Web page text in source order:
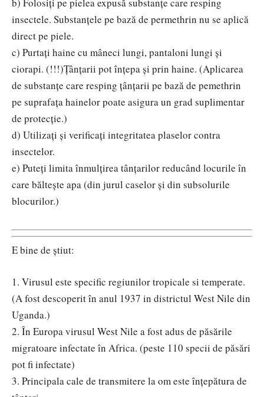
insectele. Substanțele pe bază de permethrin nu se aplică
direct pe piele.
c) Purtați haine cu mâneci lungi, pantaloni lungi și
ciorapi. (!!!)Țânțarii pot înțepa și prin haine. (Aplicarea
de substanțe care resping țânțarii pe bază de pemethrin
pe suprafața hainelor poate asigura un grad suplimentar
de protecție.)
d) Utilizați și verificați integritatea plaselor contra
insectelor.
e) Puteți limita înmulțirea tânțarilor reducând locurile în
care băltește apa (din jurul caselor și din subsolurile
blocurilor.)
E bine de știut:
1. Virusul este specific regiunilor tropicale si temperate.
(A fost descoperit în anul 1937 in districtul West Nile din
Uganda.)
2. În Europa virusul West Nile a fost adus de păsările
migratoare infectate în Africa. (peste 110 specii de păsări
pot fi infectate)
3. Principala cale de transmitere la om este înțepătura de